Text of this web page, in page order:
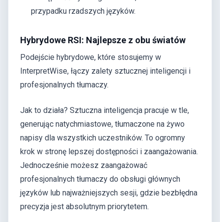
przypadku rzadszych języków.
Hybrydowe RSI: Najlepsze z obu światów
Podejście hybrydowe, które stosujemy w
InterpretWise, łączy zalety sztucznej inteligencji i
profesjonalnych tłumaczy.
Jak to działa? Sztuczna inteligencja pracuje w tle,
generując natychmiastowe, tłumaczone na żywo
napisy dla wszystkich uczestników. To ogromny
krok w stronę lepszej dostępności i zaangażowania.
Jednocześnie możesz zaangażować
profesjonalnych tłumaczy do obsługi głównych
języków lub najważniejszych sesji, gdzie bezbłędna
precyzja jest absolutnym priorytetem.